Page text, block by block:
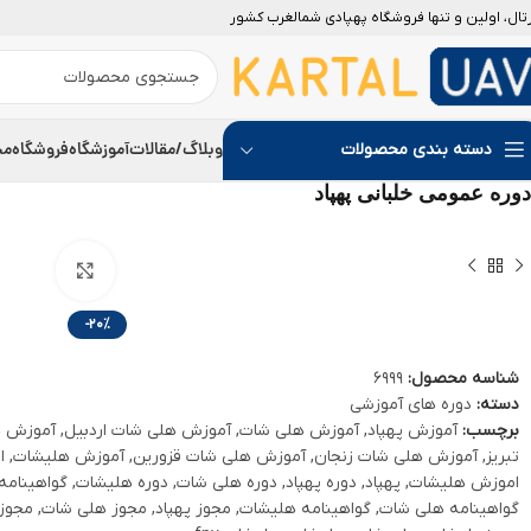
اولین و تنها فروشگاه پهپادی شمالغرب کشور
دسته بندی محصولات وبلاگ/مقالاتآموزشگاهفروشگاه
دوره عمومی خلبانی پهپاد
-20%
شناسه محصول: 6999
دسته: دوره های آموزشی
برچسب: آموزش پهپاد, آموزش هلی شات, آموزش هلی شات اردبیل, آموزش
تبریز, آموزش هلی شات زنجان, آموزش هلی شات قزورین, آموزش هلیشات,
اموزش هلیشات, پهپاد, دوره پهپاد, دوره هلی شات, دوره هلیشات,
گواهینامه هلی شات, گواهینامه هلیشات, مجوز پهپاد, مجوز هلی شات,